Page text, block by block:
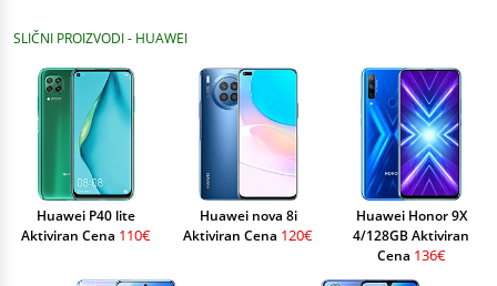
SLIČNI PROIZVODI - HUAWEI
Huawei P40 lite
Aktiviran Cena 110€
Huawei nova 8i
Aktiviran Cena 120€
Huawei Honor 9X
4/128GB Aktiviran
Cena 136€